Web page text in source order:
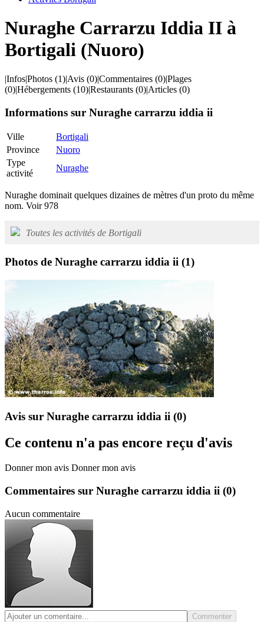
Nuraghe Carrarzu Iddia II à
Bortigali (Nuoro)
|Infos|Photos (1)|Avis (0)|Commentaires (0)|Plages
(0)|Hébergements (10)|Restaurants (0)|Articles (0)
Informations sur Nuraghe carrarzu iddia ii
Ville
Bortigali
Province
Nuoro
Type
activité
Nuraghe
Nuraghe dominait quelques dizaines de mètres d'un proto du même
nom. Voir 978
Toutes les activités de Bortigali
Photos de Nuraghe carrarzu iddia ii (1)
Avis sur Nuraghe carrarzu iddia ii (0)
Ce contenu n'a pas encore reçu d'avis
Donner mon avis Donner mon avis
Commentaires sur Nuraghe carrarzu iddia ii (0)
Aucun commentaire
Commenter